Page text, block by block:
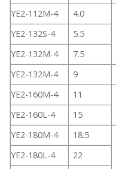
YE2-112M-4
4.0
YE2-132S-4
5.5
YE2-132M-4
7.5
YE2-132M-4
9
YE2-160M-4
11
YE2-160L-4
15
YE2-180M-4
18.5
YE2-180L-4
22